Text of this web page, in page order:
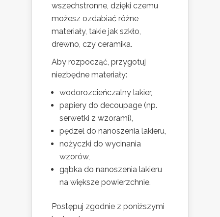
wszechstronne, dzięki czemu
możesz ozdabiać różne
materiały, takie jak szkło,
drewno, czy ceramika.
Aby rozpocząć, przygotuj
niezbędne materiały:
wodorozcieńczalny lakier,
papiery do decoupage (np.
serwetki z wzorami),
pędzel do nanoszenia lakieru,
nożyczki do wycinania
wzorów,
gąbka do nanoszenia lakieru
na większe powierzchnie.
Postępuj zgodnie z poniższymi